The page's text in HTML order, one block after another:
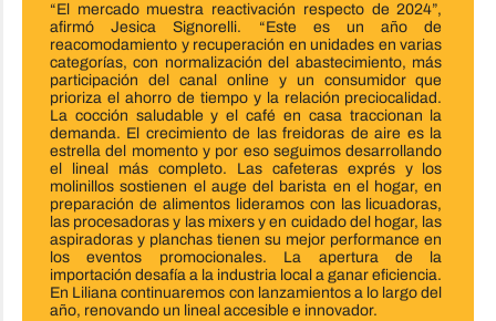
“El mercado muestra reactivación respecto de 2024”,
afirmó Jesica Signorelli. “Este es un año de
reacomodamiento y recuperación en unidades en varias
categorías, con normalización del abastecimiento, más
participación del canal online y un consumidor que
prioriza el ahorro de tiempo y la relación preciocalidad.
La cocción saludable y el café en casa traccionan la
demanda. El crecimiento de las freidoras de aire es la
estrella del momento y por eso seguimos desarrollando
el lineal más completo. Las cafeteras exprés y los
molinillos sostienen el auge del barista en el hogar, en
preparación de alimentos lideramos con las licuadoras,
las procesadoras y las mixers y en cuidado del hogar, las
aspiradoras y planchas tienen su mejor performance en
los eventos promocionales. La apertura de la
importación desafía a la industria local a ganar eficiencia.
En Liliana continuaremos con lanzamientos a lo largo del
año, renovando un lineal accesible e innovador.